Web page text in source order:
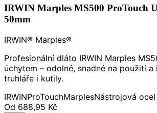
IRWIN Marples MS500 ProTouch
50mm
IRWIN® Marples®
Profesionální dláto IRWIN Marples
úchytem – odolné, snadné na použití a
truhláře i kutily.
IRWINProTouchMarplesNástrojová ocel
Od 688,95 Kč